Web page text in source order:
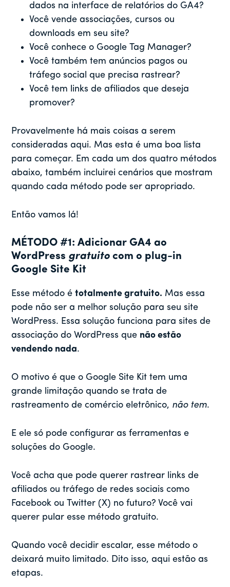
dados na interface de relatórios do GA4?
Você vende associações, cursos ou
downloads em seu site?
Você conhece o Google Tag Manager?
Você também tem anúncios pagos ou
tráfego social que precisa rastrear?
Você tem links de afiliados que deseja
promover?
Provavelmente há mais coisas a serem
consideradas aqui. Mas esta é uma boa lista
para começar. Em cada um dos quatro métodos
abaixo, também incluirei cenários que mostram
quando cada método pode ser apropriado.
Então vamos lá!
MÉTODO #1: Adicionar GA4 ao
WordPress gratuitocom o plug-in
Google Site Kit
Esse método étotalmente gratuito. Mas essa
pode não ser a melhor solução para seu site
WordPress. Essa solução funciona para sites de
associação do WordPress que não estão
vendendo nada.
O motivo é que o Google Site Kit tem uma
grande limitação quando se trata de
rastreamento de comércio eletrônico, não tem.
E ele só pode configurar as ferramentas e
soluções do Google.
Você acha que pode querer rastrear links de
afiliados ou tráfego de redes sociais como
Facebook ou Twitter (X) no futuro? Você vai
querer pular esse método gratuito.
Quando você decidir escalar, esse método o
deixará muito limitado. Dito isso, aqui estão as
etapas.